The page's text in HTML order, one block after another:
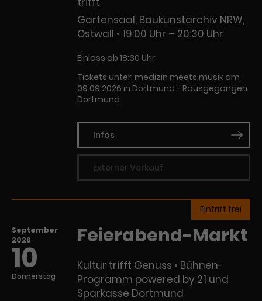
Gartensaal, Baukunstarchiv NRW,
Ostwall
19:00 Uhr – 20:30 Uhr
Einlass ab 18:30 Uhr
Tickets unter: medizin meets musik am
09.09.2026 in Dortmund - Rausgegangen
Dortmund
Infos
Externer Verkauf
September
2026
10
Donnerstag
Eintritt frei
Feierabend-Markt
Kultur trifft Genuss • Bühnen-
Programm powered by 21 und
Sparkasse Dortmund